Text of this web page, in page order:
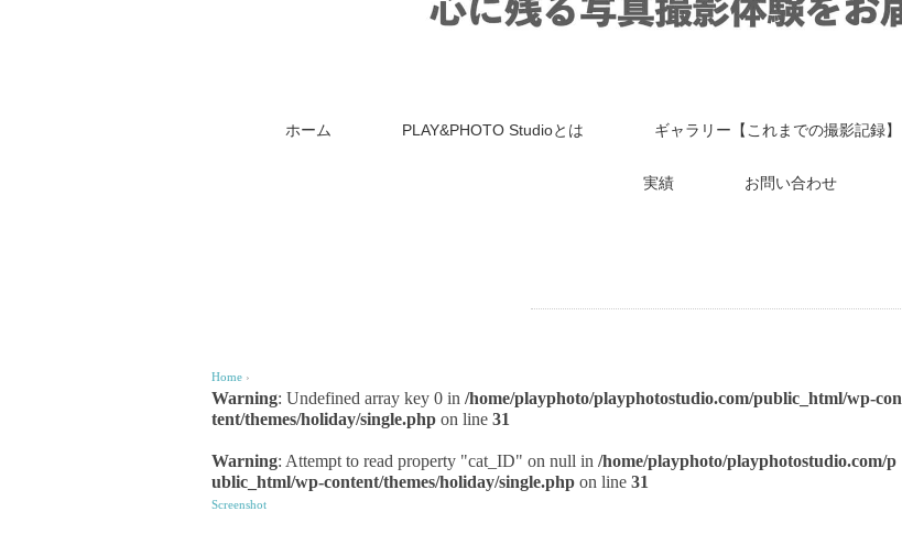
ホーム PLAY&PHOTO Studioとは ギャラリー【これまでの撮影記録】
実績 お問い合わせ
Home ›
Warning: Undefined array key 0 in /home/playphoto/playphotostudio.com/public_html/wp-con
tent/themes/holiday/single.php on line 31
Warning: Attempt to read property "cat_ID" on null in /home/playphoto/playphotostudio.com/p
ublic_html/wp-content/themes/holiday/single.php on line 31
Screenshot